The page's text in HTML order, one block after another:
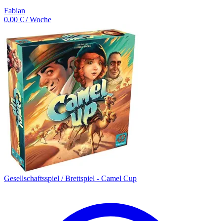
Fabian
0,00 € / Woche
Gesellschaftsspiel / Brettspiel - Camel Cup